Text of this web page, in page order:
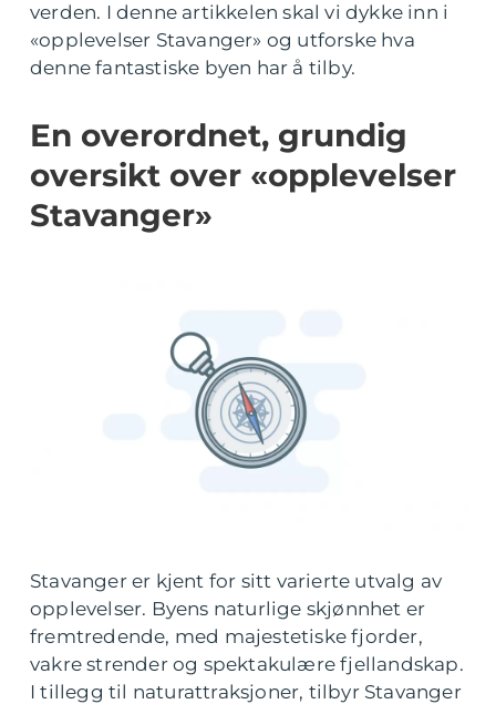
verden. I denne artikkelen skal vi dykke inn i
«opplevelser Stavanger» og utforske hva
denne fantastiske byen har å tilby.
En overordnet, grundig
oversikt over «opplevelser
Stavanger»
Stavanger er kjent for sitt varierte utvalg av
opplevelser. Byens naturlige skjønnhet er
fremtredende, med majestetiske fjorder,
vakre strender og spektakulære fjellandskap.
I tillegg til naturattraksjoner, tilbyr Stavanger